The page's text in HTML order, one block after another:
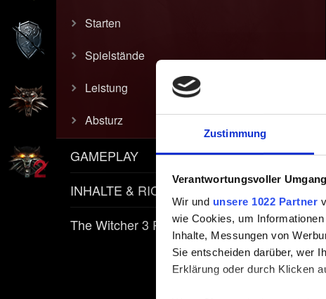
Zustimmung
Verantwortungsvoller
Wir und unsere 1022 Partner
wie Cookies, um
Inhalte, Messungen von
Sie entscheiden darüber, wer
Erklärung oder durch Klicken
Starten
Spielstände
Leistung
Absturz
GAMEPLAY
INHALTE & RICHTLINIEN
The Witcher 3 REDkit